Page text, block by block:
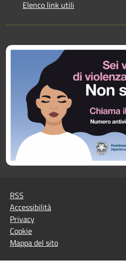
Elenco link utili
RSS
Accessibilità
Privacy
Cookie
Mappa del sito